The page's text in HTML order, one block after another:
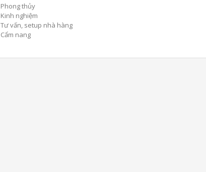
Phong thủy
Kinh nghiệm
Tư vấn, setup nhà hàng
Cẩm nang